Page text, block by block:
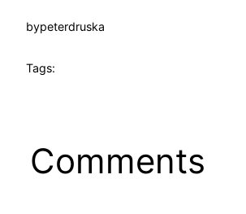
bypeterdruska
Tags:
Comments